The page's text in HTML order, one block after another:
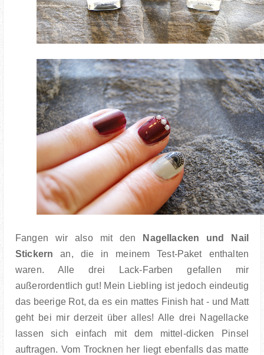
Fangen wir also mit den
Nagellacken und Nail
Stickern an, die in meinem Test-Paket enthalten
waren. Alle drei Lack-Farben gefallen mir
außerordentlich gut! Mein Liebling ist jedoch eindeutig
das beerige Rot, da es ein mattes Finish hat - und Matt
geht bei mir derzeit über alles! Alle drei Nagellacke
lassen sich einfach mit dem mittel-dicken Pinsel
auftragen. Vom Trocknen her liegt ebenfalls das matte